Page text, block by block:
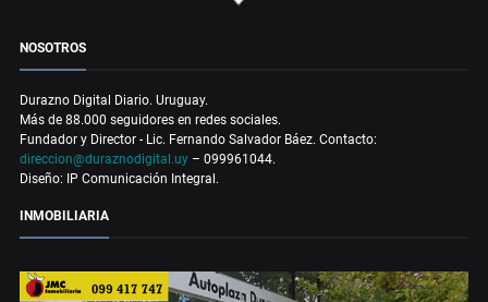
NOSOTROS
Durazno Digital Diario. Uruguay.
Más de 88.000 seguidores en redes sociales.
Fundador y Director - Lic. Fernando Salvador Báez. Contacto:
direccion@duraznodigital.uy – 099961044.
Diseño: IP Comunicación Integral.
INMOBILIARIA